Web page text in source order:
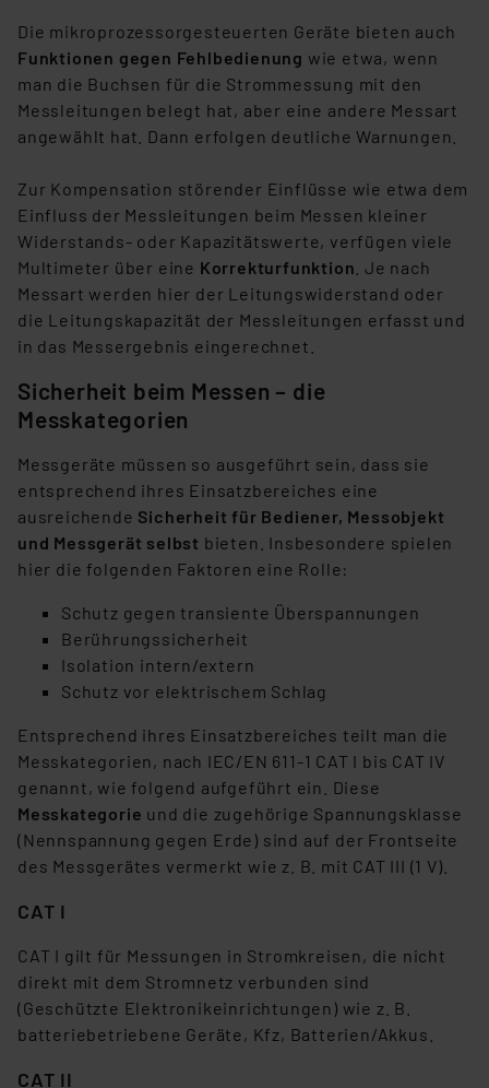
besteht etwa das Risiko, dass US-Behörden
personenbezogene Daten in
Überwachungsprogrammen verarbeiten, ohne dass
hiergegen Klagemöglichkeiten für Europäer bestehen.
Unsere Kooperation mit diesen Dienstleistern stützt
Europäischen Kommission sowie einer eigenen
Beurteilung der mit der Datenübermittlung,
insbesondere der Art der übermittelten Daten,
verbundenen Risiken.“
Impressum|Datenschutzerklärung
Die mikroprozessorgesteuerten Geräte bieten auch
Funktionen gegen Fehlbedienung wie etwa, wenn
man die Buchsen für die Strommessung mit den
Messleitungen belegt hat, aber eine andere Messart
angewählt hat. Dann erfolgen deutliche Warnungen.
Zur Kompensation störender Einflüsse wie etwa dem
Einfluss der Messleitungen beim Messen kleiner
Widerstands- oder Kapazitätswerte, verfügen viele
Multimeter über eine Korrekturfunktion . Je nach
Messart werden hier der Leitungswiderstand oder
die Leitungskapazität der Messleitungen erfasst und
in das Messergebnis eingerechnet.
Sicherheit beim Messen – die
Messkategorien
Messgeräte müssen so ausgeführt sein, dass sie
entsprechend ihres Einsatzbereiches eine
ausreichende Sicherheit für Bediener, Messobjekt
und Messgerät selbst bieten. Insbesondere spielen
hier die folgenden Faktoren eine Rolle:
Schutz gegen transiente Überspannungen
Berührungssicherheit
Isolation intern/extern
Schutz vor elektrischem Schlag
Entsprechend ihres Einsatzbereiches teilt man die
Messkategorien, nach IEC/EN 611-1 CAT I bis CAT IV
genannt, wie folgend aufgeführt ein. Diese
Messkategorie und die zugehörige Spannungsklasse
(Nennspannung gegen Erde) sind auf der Frontseite
des Messgerätes vermerkt wie z. B. mit CAT III (1 V).
CAT I
CAT I gilt für Messungen in Stromkreisen, die nicht
direkt mit dem Stromnetz verbunden sind
(Geschützte Elektronikeinrichtungen) wie z. B.
batteriebetriebene Geräte, Kfz, Batterien/Akkus.
CAT II